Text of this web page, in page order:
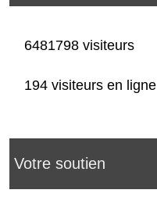
6481798 visiteurs
194 visiteurs en ligne
Votre soutien